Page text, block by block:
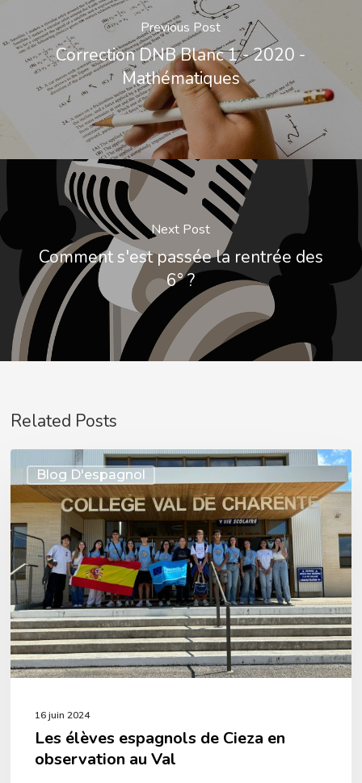
Previous Post
Correction DNB Blanc 1 - 2020 -
Mathématiques
Next Post
Comment s'est passée la rentrée des
6° ?
Related Posts
Blog D'espagnol
Les
élèves
espagnols
de
Cieza
en
observation
au
Val
16 juin 2024
Les élèves espagnols de Cieza en
observation au Val